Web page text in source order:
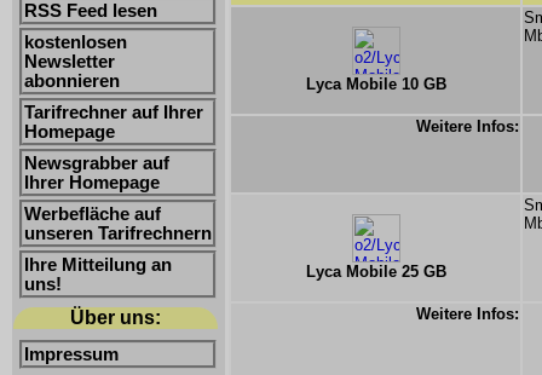
RSS Feed lesen
kostenlosen
Newsletter
abonnieren
Tarifrechner auf Ihrer
Homepage
Newsgrabber auf
Ihrer Homepage
Werbefläche auf
unseren Tarifrechnern
Ihre Mitteilung an
uns!
Über uns:
Impressum
Lyca Mobile 10 GB
Weitere Infos:
Lyca Mobile 25 GB
Weitere Infos: